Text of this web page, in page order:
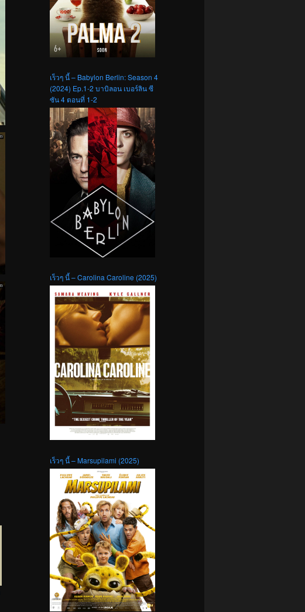
เร็วๆ นี้ – Babylon Berlin: Season 4
(2024) Ep.1-2 บาบิลอน เบอร์ลิน ซี
ซัน 4 ตอนที่ 1-2
เร็วๆ นี้ – Carolina Caroline (2025)
เร็วๆ นี้ – Marsupilami (2025)